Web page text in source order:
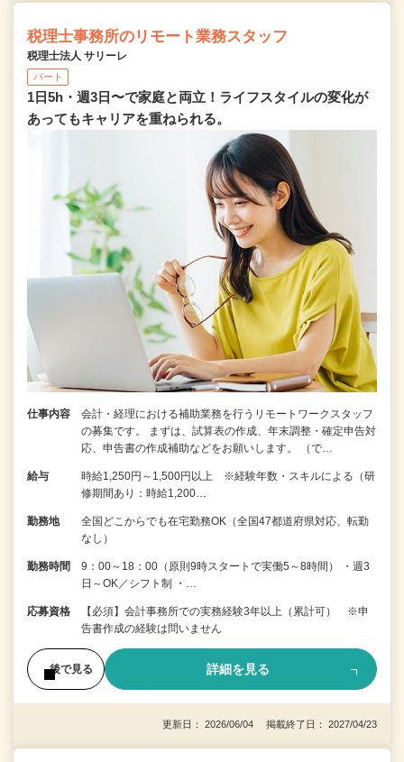
税理士事務所のリモート業務スタッフ
税理士法人 サリーレ
パート
1日5h・週3日〜で家庭と両立！ライフスタイルの変化が
あってもキャリアを重ねられる。
仕事内容
会計・経理における補助業務を行うリモートワークスタッフ
の募集です。 まずは、試算表の作成、年末調整・確定申告対
応、申告書の作成補助などをお願いします。 （で…
給与
時給1,250円～1,500円以上 ※経験年数・スキルによる（研
修期間あり：時給1,200…
勤務地
全国どこからでも在宅勤務OK（全国47都道府県対応、転勤
なし）
勤務時間
9：00～18：00（原則9時スタートで実働5～8時間） ・週3
日～OK／シフト制 ・…
応募資格
【必須】会計事務所での実務経験3年以上（累計可） ※申
告書作成の経験は問いません
後で見る 詳細を見る
更新日： 2026/06/04 掲載終了日： 2027/04/23